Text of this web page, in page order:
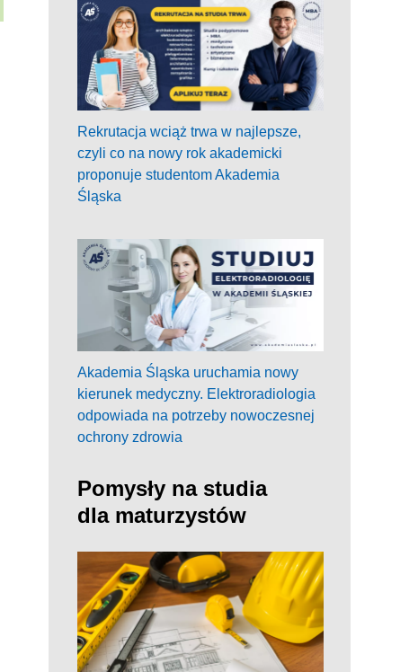
Rekrutacja wciąż trwa w najlepsze,
czyli co na nowy rok akademicki
proponuje studentom Akademia
Śląska
Akademia Śląska uruchamia nowy
kierunek medyczny. Elektroradiologia
odpowiada na potrzeby nowoczesnej
ochrony zdrowia
Pomysły na studia
dla maturzystów